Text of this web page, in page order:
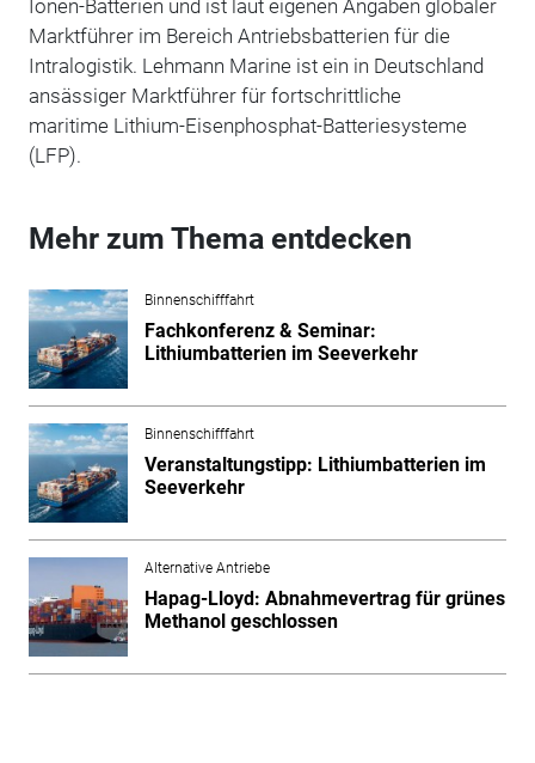
Ionen-Batterien und ist laut eigenen Angaben globaler
Marktführer im Bereich Antriebsbatterien für die
Intralogistik. Lehmann Marine ist ein in Deutschland
ansässiger Marktführer für fortschrittliche
maritime Lithium-Eisenphosphat-Batteriesysteme
(LFP).
Mehr zum Thema entdecken
Binnenschifffahrt
Fachkonferenz & Seminar:
Lithiumbatterien im Seeverkehr
Binnenschifffahrt
Veranstaltungstipp: Lithiumbatterien im
Seeverkehr
Alternative Antriebe
Hapag-Lloyd: Abnahmevertrag für grünes
Methanol geschlossen